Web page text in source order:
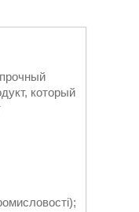
который